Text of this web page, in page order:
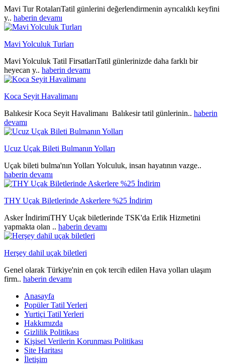
Mavi Tur RotalarıTatil günlerini değerlendirmenin ayrıcalıklı keyfini
y.. haberin devamı
Mavi Yolculuk Turları
Mavi Yolculuk Tatil FirsatlarıTatil günlerinizde daha farklı bir
heyecan y.. haberin devamı
Koca Seyit Havalimanı
Balıkesir Koca Seyit Havalimanı Balıkesir tatil günlerinin.. haberin
devamı
Ucuz Uçak Bileti Bulmanın Yolları
Uçak bileti bulma'nın Yolları Yolculuk, insan hayatının vazge..
haberin devamı
THY Uçak Biletlerinde Askerlere %25 İndirim
Asker İndirimiTHY Uçak biletlerinde TSK'da Erlik Hizmetini
yapmakta olan .. haberin devamı
Herşey dahil uçak biletleri
Genel olarak Türkiye'nin en çok tercih edilen Hava yolları ulaşım
firm.. haberin devamı
Anasayfa
Popüler Tatil Yerleri
Yurtiçi Tatil Yerleri
Hakkımızda
Gizlilik Politikası
Kişisel Verilerin Korunması Politikası
Site Haritası
İletişim